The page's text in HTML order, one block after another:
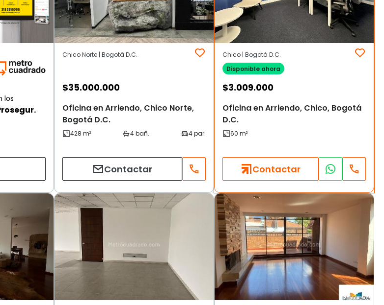
los
Chico Norte | Bogotá D.C.
$35.000.000
Oficina en Arriendo, Chico Norte,
Bogotá D.C.
Contactar
Chico | Bogotá D.C.
Disponible ahora
$3.009.000
Oficina en Arriendo, Chico, Bogotá
D.C.
Contactar